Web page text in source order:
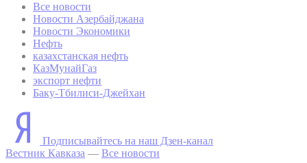
Все новости
Новости Азербайджана
Новости Экономики
Нефть
казахстанская нефть
КазМунайГаз
экспорт нефти
Баку-Тбилиси-Джейхан
Подписывайтесь на наш Дзен-канал
Вестник Кавказа — Все новости